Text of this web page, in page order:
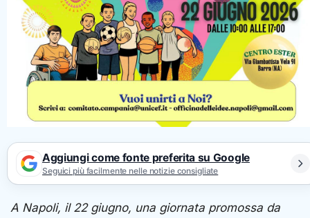
Aggiungi come fonte preferita su Google
Seguici più facilmente nelle notizie consigliate
A Napoli, il 22 giugno, una giornata promossa da